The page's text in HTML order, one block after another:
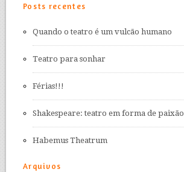
Posts recentes
Quando o teatro é um vulcão humano
Teatro para sonhar
Férias!!!
Shakespeare: teatro em forma de paixão
Habemus Theatrum
Arquivos